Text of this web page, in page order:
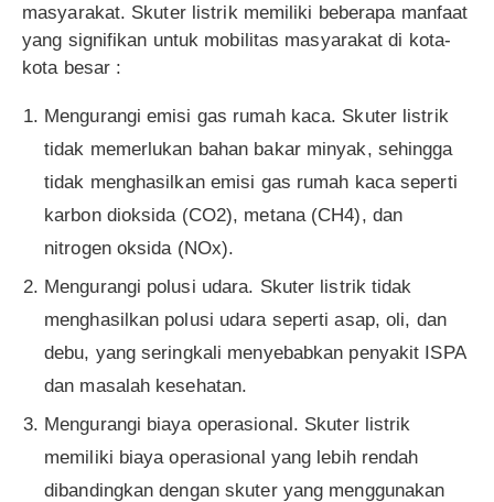
masyarakat. Skuter listrik memiliki beberapa manfaat
yang signifikan untuk mobilitas masyarakat di kota-
kota besar :
Mengurangi emisi gas rumah kaca. Skuter listrik
tidak memerlukan bahan bakar minyak, sehingga
tidak menghasilkan emisi gas rumah kaca seperti
karbon dioksida (CO2), metana (CH4), dan
nitrogen oksida (NOx).
Mengurangi polusi udara. Skuter listrik tidak
menghasilkan polusi udara seperti asap, oli, dan
debu, yang seringkali menyebabkan penyakit ISPA
dan masalah kesehatan.
Mengurangi biaya operasional. Skuter listrik
memiliki biaya operasional yang lebih rendah
dibandingkan dengan skuter yang menggunakan